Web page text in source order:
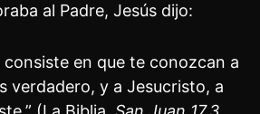
al Padre, Jesús dijo:
consiste en que te conozcan a
verdadero, y a Jesucristo, a